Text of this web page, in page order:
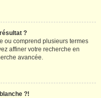
?
ou comprend plusieurs termes
affiner votre recherche en
avancée.
?!